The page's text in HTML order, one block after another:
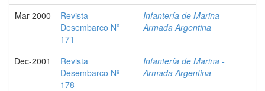
Mar-2000
Revista
Desembarco Nº
171
Infantería de Marina -
Armada Argentina
Dec-2001
Revista
Desembarco Nº
178
Infantería de Marina -
Armada Argentina